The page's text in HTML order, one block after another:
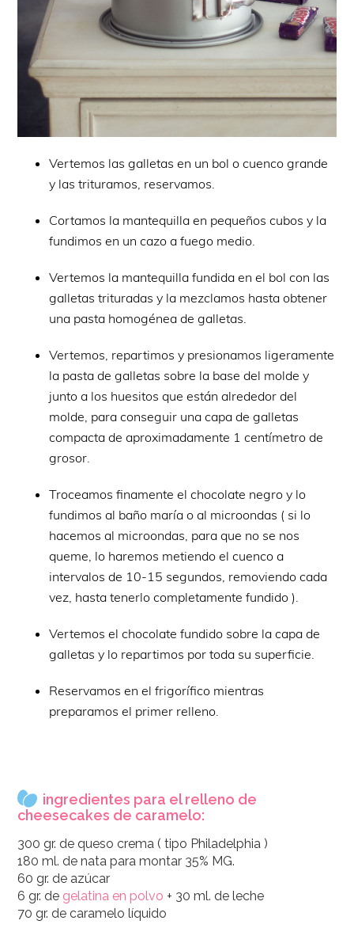
Vertemos las galletas en un bol o cuenco grande
y las trituramos, reservamos.
Cortamos la mantequilla en pequeños cubos y la
fundimos en un cazo a fuego medio.
Vertemos la mantequilla fundida en el bol con las
galletas trituradas y la mezclamos hasta obtener
una pasta homogénea de galletas.
Vertemos, repartimos y presionamos ligeramente
la pasta de galletas sobre la base del molde y
junto a los huesitos que están alrededor del
molde, para conseguir una capa de galletas
compacta de aproximadamente 1 centímetro de
grosor.
Troceamos finamente el chocolate negro y lo
fundimos al baño maría o al microondas ( si lo
hacemos al microondas, para que no se nos
queme, lo haremos metiendo el cuenco a
intervalos de 10-15 segundos, removiendo cada
vez, hasta tenerlo completamente fundido ).
Vertemos el chocolate fundido sobre la capa de
galletas y lo repartimos por toda su superficie.
Reservamos en el frigorífico mientras
preparamos el primer relleno.
ingredientes para el relleno de
cheesecakes de caramelo:
300 gr. de queso crema ( tipo Philadelphia )
180 ml. de nata para montar 35% MG.
60 gr. de azúcar
6 gr. de gelatina en polvo + 30 ml. de leche
70 gr. de caramelo líquido